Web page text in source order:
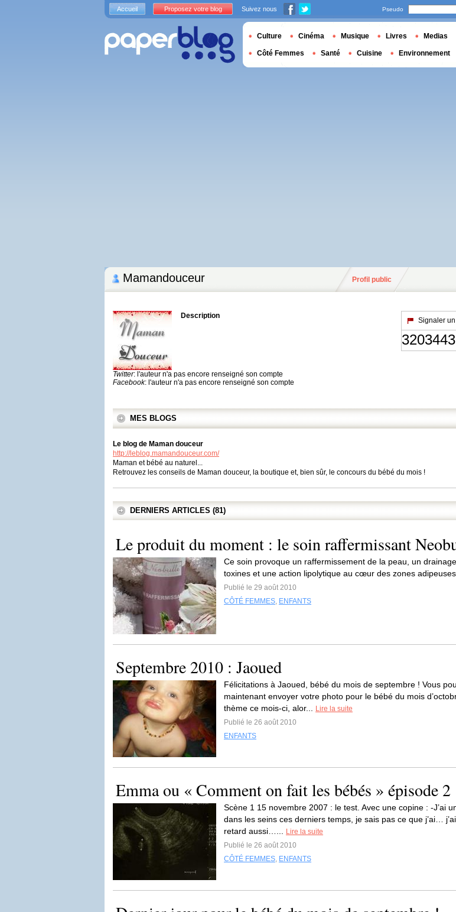
Mamandouceur Profil public
Description
Twitter: l'auteur n'a pas encore renseigné son compte
Facebook: l'auteur n'a pas encore renseigné son compte
Signaler
MES BLOGS
Le blog de Maman douceur
http://leblog.mamandouceur.com/
Maman et bébé au naturel...
Retrouvez les conseils de Maman douceur, la boutique et, bien sûr, le concours du bébé du mois !
DERNIERS ARTICLES (81)
Le produit du moment : le soin raffermissant
Ce soin provoque un raffermissement de la peau, un
toxines et une action lipolytique au cœur des zones adipeuses.
Publié le 29 août 2010
CÔTÉ FEMMES, ENFANTS
Septembre 2010 : Jaoued
Félicitations à Jaoued, bébé du mois de septembre ! Vous
maintenant envoyer votre photo pour le bébé du mois
thème ce mois-ci, alor...
Lire la suite
Publié le 26 août 2010
ENFANTS
Emma ou « Comment on fait les bébés » épisode 2
Scène 1 15 novembre 2007 : le test. Avec une copine : -J’ai
dans les seins ces derniers temps, je sais pas ce que j’ai…
retard aussi…...
Lire la suite
Publié le 26 août 2010
CÔTÉ FEMMES, ENFANTS
Accueil Proposez votre blog Suivez nous Pseudo
Culture Cinéma Musique Livres Medias
Côté Femmes Santé Cuisine Environnement